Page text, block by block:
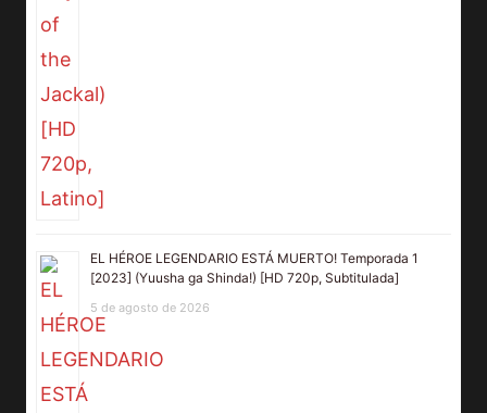
EL HÉROE LEGENDARIO ESTÁ MUERTO! Temporada 1
[2023] (Yuusha ga Shinda!) [HD 720p, Subtitulada]
5 de agosto de 2026